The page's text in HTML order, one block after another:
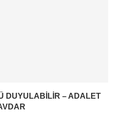
DUYULABILIR – ADALET